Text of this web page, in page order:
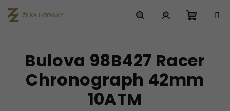
na
obsah
košík
Bulova 98B427 Racer
Chronograph 42mm
10ATM